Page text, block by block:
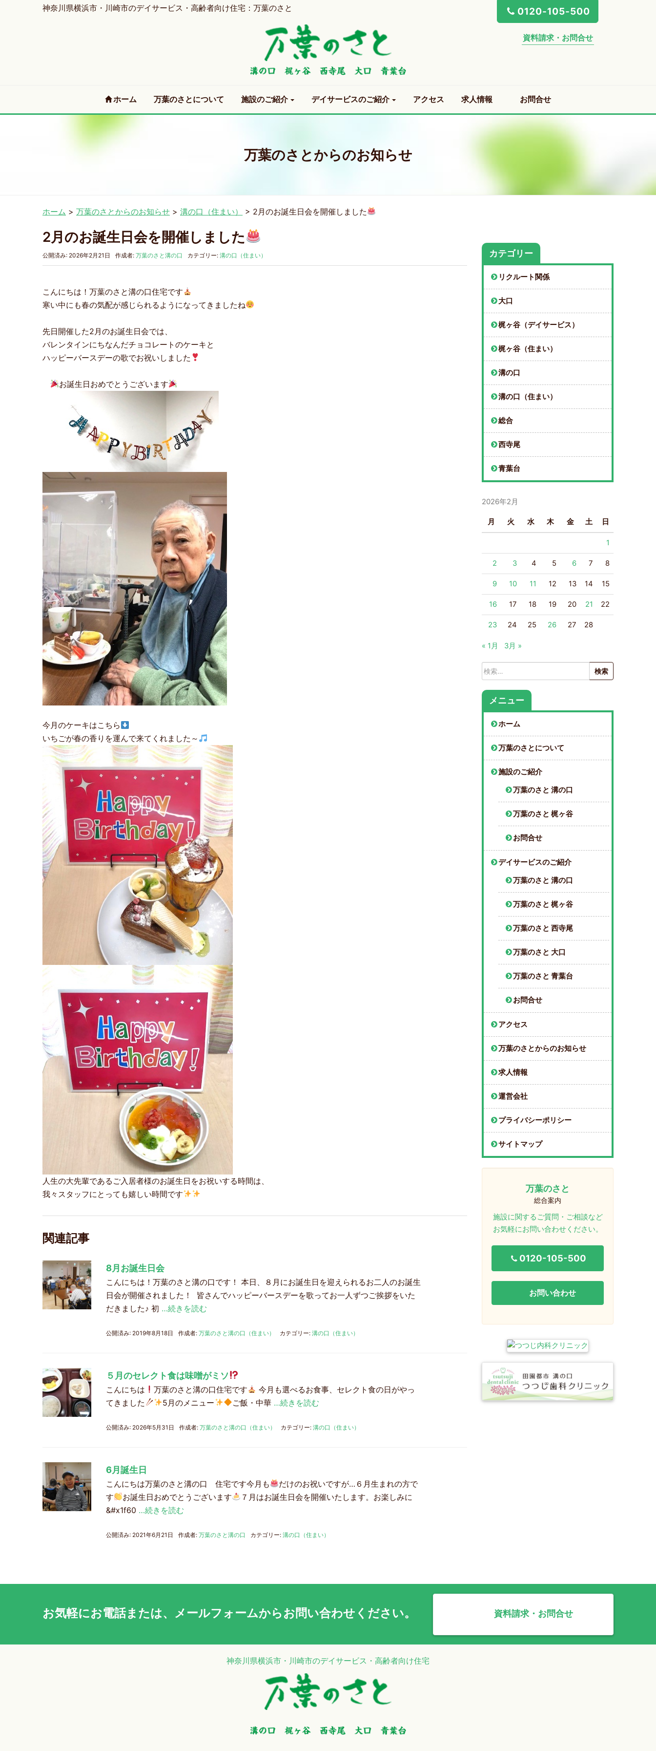
神奈川県横浜市・川崎市のデイサービス・高齢者向け住宅：万葉のさと 0120-105-500
資料請求・お問合せ
ホーム (current)
万葉のさとについて 施設のご紹介 デイサービスのご紹介 アクセス 求人情報 お問合せ
万葉のさとからのお知らせ
ホーム > 万葉のさとからのお知らせ > 溝の口（住まい） > 2月のお誕生日会を開催しました
2月のお誕生日会を開催しました
公開済み: 2026年2月21日 作成者: 万葉のさと溝の口 カテゴリー: 溝の口（住まい）
こんにちは！万葉のさと溝の口住宅です
寒い中にも春の気配が感じられるようになってきましたね
先日開催した2月のお誕生日会では、
バレンタインにちなんだチョコレートのケーキと
ハッピーバースデーの歌でお祝いしました
お誕生日おめでとうございます
今月のケーキはこちら
いちごが春の香りを運んで来てくれました～
人生の大先輩であるご入居者様のお誕生日をお祝いする時間は、
我々スタッフにとっても嬉しい時間です
関連記事
8月お誕生日会
こんにちは！万葉のさと溝の口です！ 本日、８月にお誕生日を迎えられるお二人のお誕生
日会が開催されました！ 皆さんでハッピーバースデーを歌ってお一人ずつご挨拶をいた
だきました♪ 初 …続きを読む
公開済み: 2019年8月18日 作成者: 万葉のさと溝の口（住まい） カテゴリー: 溝の口（住まい）
５月のセレクト食は味噌がミソ
こんにちは 万葉のさと溝の口住宅です
今月も選べるお食事、セレクト食の日がやっ
てきました
5月のメニュー ご飯・中華 …続きを読む
公開済み: 2026年5月31日 作成者: 万葉のさと溝の口（住まい） カテゴリー: 溝の口（住まい）
6月誕生日
こんにちは万葉のさと溝の口 住宅です今月も
だけのお祝いですが…６月生まれの方で
す
お誕生日おめでとうございます
７月はお誕生日会を開催いたします。お楽しみに
&#x1f60 …続きを読む
公開済み: 2021年6月21日 作成者: 万葉のさと溝の口 カテゴリー: 溝の口（住まい）
カテゴリー
リクルート関係
大口
梶ヶ谷（デイサービス）
梶ヶ谷（住まい）
溝の口
溝の口（住まい）
総合
西寺尾
青葉台
2026年2月
月 火 水 木 金 土 日
1
2 3 4 5 6 7 8
9 10 11 12 13 14 15
16 17 18 19 20 21 22
23 24 25 26 27 28
« 1月 3月 »
検
索:
メニュー
ホーム
万葉のさとについて
施設のご紹介
万葉のさと 溝の口
万葉のさと 梶ヶ谷
お問合せ
デイサービスのご紹介
万葉のさと 溝の口
万葉のさと 梶ヶ谷
万葉のさと 西寺尾
万葉のさと 大口
万葉のさと 青葉台
お問合せ
アクセス
万葉のさとからのお知らせ
求人情報
運営会社
プライバシーポリシー
サイトマップ
万葉のさと
総合案内
施設に関するご質問・ご相談など
お気軽にお問い合わせください。
0120-105-500
お問い合わせ
お気軽にお電話または、 メールフォームからお問い合わせください。 資料請求・お問合せ
神奈川県横浜市・川崎市のデイサービス・高齢者向け住宅